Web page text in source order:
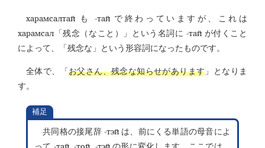
харамсалтай も -тайで終わっていますが、これは
харамсал 「残念（なこと）」という名詞に-тай が付くこと
によって、「残念な」という形容詞になったものです。
全体で、「お父さん、残念な知らせがあります 」となりま
す。
補足
共同格の接尾辞 -тэйは、前にくる単語の母音によ